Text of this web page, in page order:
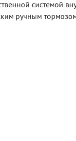
системой
ручным